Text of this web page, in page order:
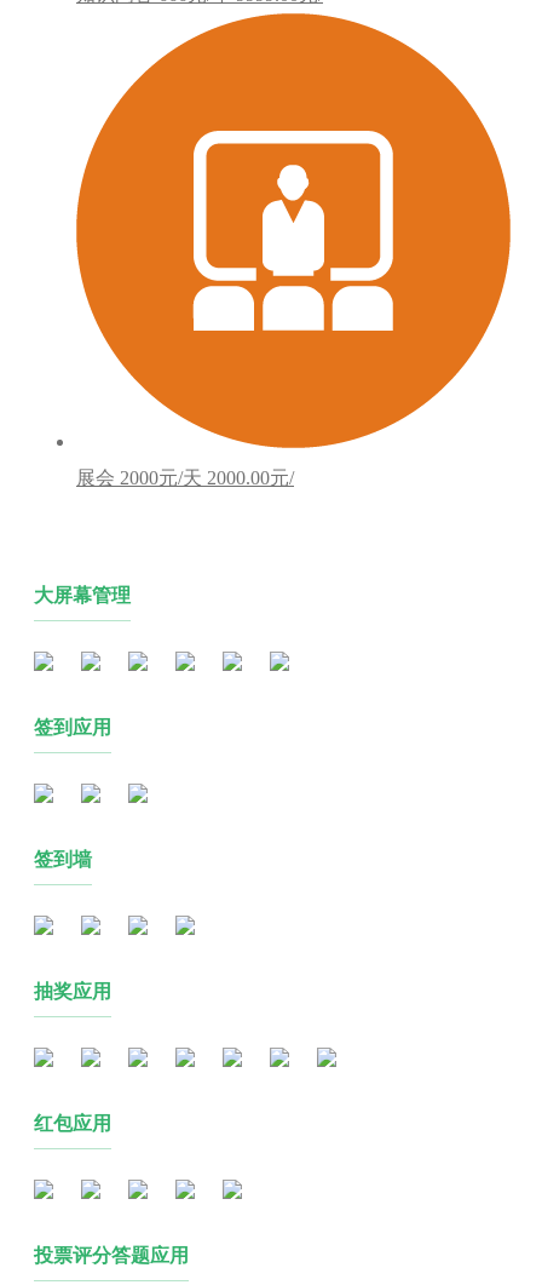
展会 2000元/天 2000.00元/
大屏幕管理
签到应用
签到墙
抽奖应用
红包应用
投票评分答题应用